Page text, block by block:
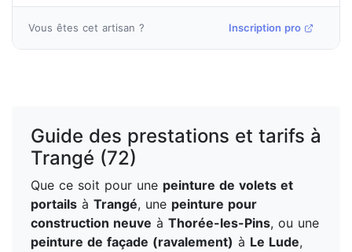
Vous êtes cet artisan ? Inscription pro
Guide des prestations et tarifs à
Trangé (72)
Que ce soit pour une peinture de volets et
portails à Trangé, une peinture pour
construction neuve à Thorée-les-Pins, ou une
peinture de façade (ravalement) à Le Lude,